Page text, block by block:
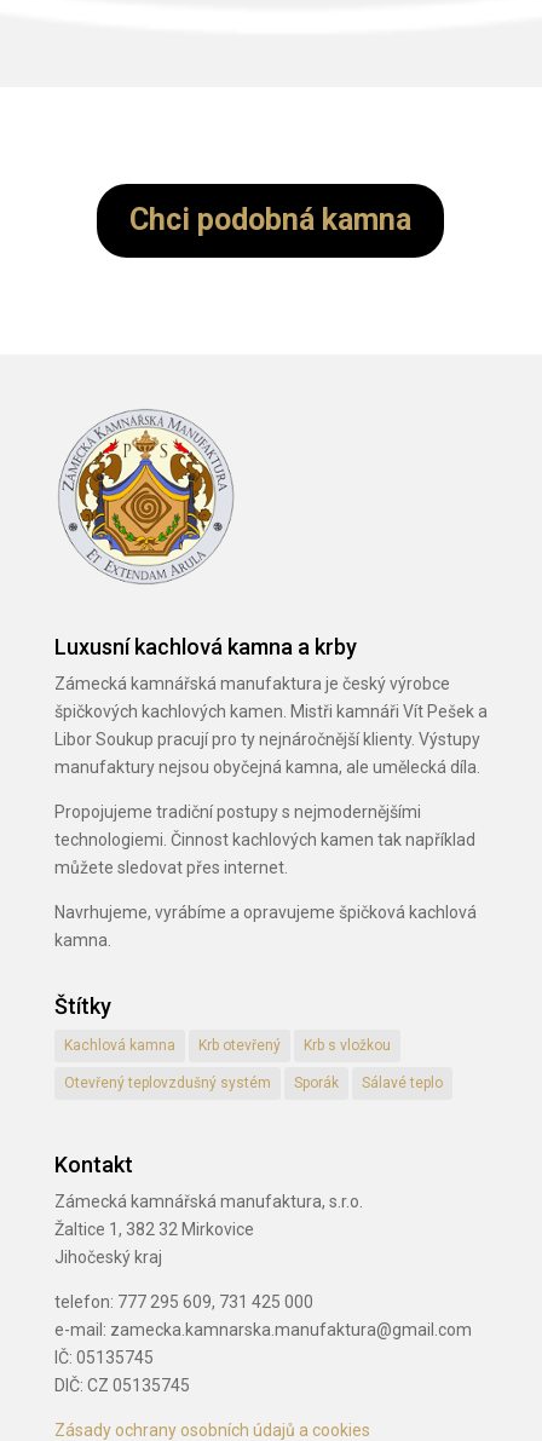
Chci podobná kamna
Luxusní kachlová kamna a krby
Zámecká kamnářská manufaktura je český výrobce
špičkových kachlových kamen. Mistři kamnáři Vít Pešek a
Libor Soukup pracují pro ty nejnáročnější klienty. Výstupy
manufaktury nejsou obyčejná kamna, ale umělecká díla.
Propojujeme tradiční postupy s nejmodernějšími
technologiemi. Činnost kachlových kamen tak například
můžete sledovat přes internet.
Navrhujeme, vyrábíme a opravujeme špičková kachlová
kamna.
Štítky
Kachlová kamna Krb otevřený Krb s vložkou
Otevřený teplovzdušný systém Sporák Sálavé teplo
Kontakt
Zámecká kamnářská manufaktura, s.r.o.
Žaltice 1, 382 32 Mirkovice
Jihočeský kraj
telefon: 777 295 609, 731 425 000
e-mail: zamecka.kamnarska.manufaktura@gmail.com
IČ: 05135745
DIČ: CZ 05135745
Zásady ochrany osobních údajů a cookies